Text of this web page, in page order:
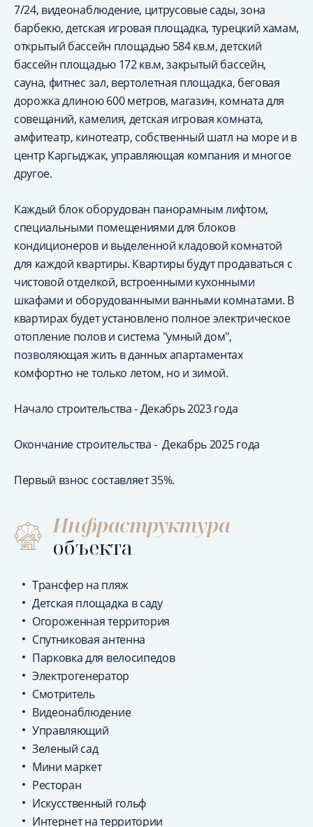
7/24, видеонаблюдение, цитрусовые сады, зона
барбекю, детская игровая площадка, турецкий хамам,
открытый бассейн площадью 584 кв.м, детский
бассейн площадью 172 кв.м, закрытый бассейн,
сауна, фитнес зал, вертолетная площадка, беговая
дорожка длиною 600 метров, магазин, комната для
совещаний, камелия, детская игровая комната,
амфитеатр, кинотеатр, собственный шатл на море и в
центр Каргыджак, управляющая компания и многое
другое.
Каждый блок оборудован панорамным лифтом,
специальными помещениями для блоков
кондиционеров и выделенной кладовой комнатой
для каждой квартиры. Квартиры будут продаваться с
чистовой отделкой, встроенными кухонными
шкафами и оборудованными ванными комнатами. В
квартирах будет установлено полное электрическое
отопление полов и система "умный дом",
позволяющая жить в данных апартаментах
комфортно не только летом, но и зимой.
Начало строительства - Декабрь 2023 года
Окончание строительства - Декабрь 2025 года
Первый взнос составляет 35%.
Инфраструктура
объекта
Трансфер на пляж
Детская площадка в саду
Огороженная территория
Спутниковая антенна
Парковка для велосипедов
Электрогенератор
Смотритель
Видеонаблюдение
Управляющий
Зеленый сад
Мини маркет
Ресторан
Искусственный гольф
Интернет на территории